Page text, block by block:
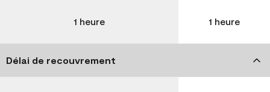
1 heure 1 heure
Délai de recouvrement